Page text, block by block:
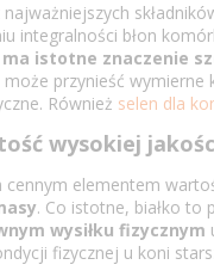
najważniejszych
integralności błon
istotne znaczenie
przynieść wymierne
Również selen dla
wysokiej
cennym elementem
. Co istotne, białko
wysiłku fizycznym
fizycznej u koni